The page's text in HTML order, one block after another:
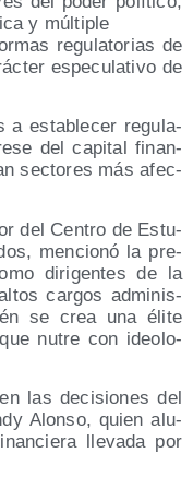
y múltiple
regu­la­to­rias de
espe­cu­la­ti­vo de
a esta­ble­cer regu­la­
del capi­tal finan­
sec­to­res más afec­
del Cen­tro de Estu­
men­cio­nó la pre­
diri­gen­tes de la
car­gos admi­nis­
se crea una éli­te
nutre con ideo­lo­
las deci­sio­nes del
Alon­so, quien alu­
lle­va­da por